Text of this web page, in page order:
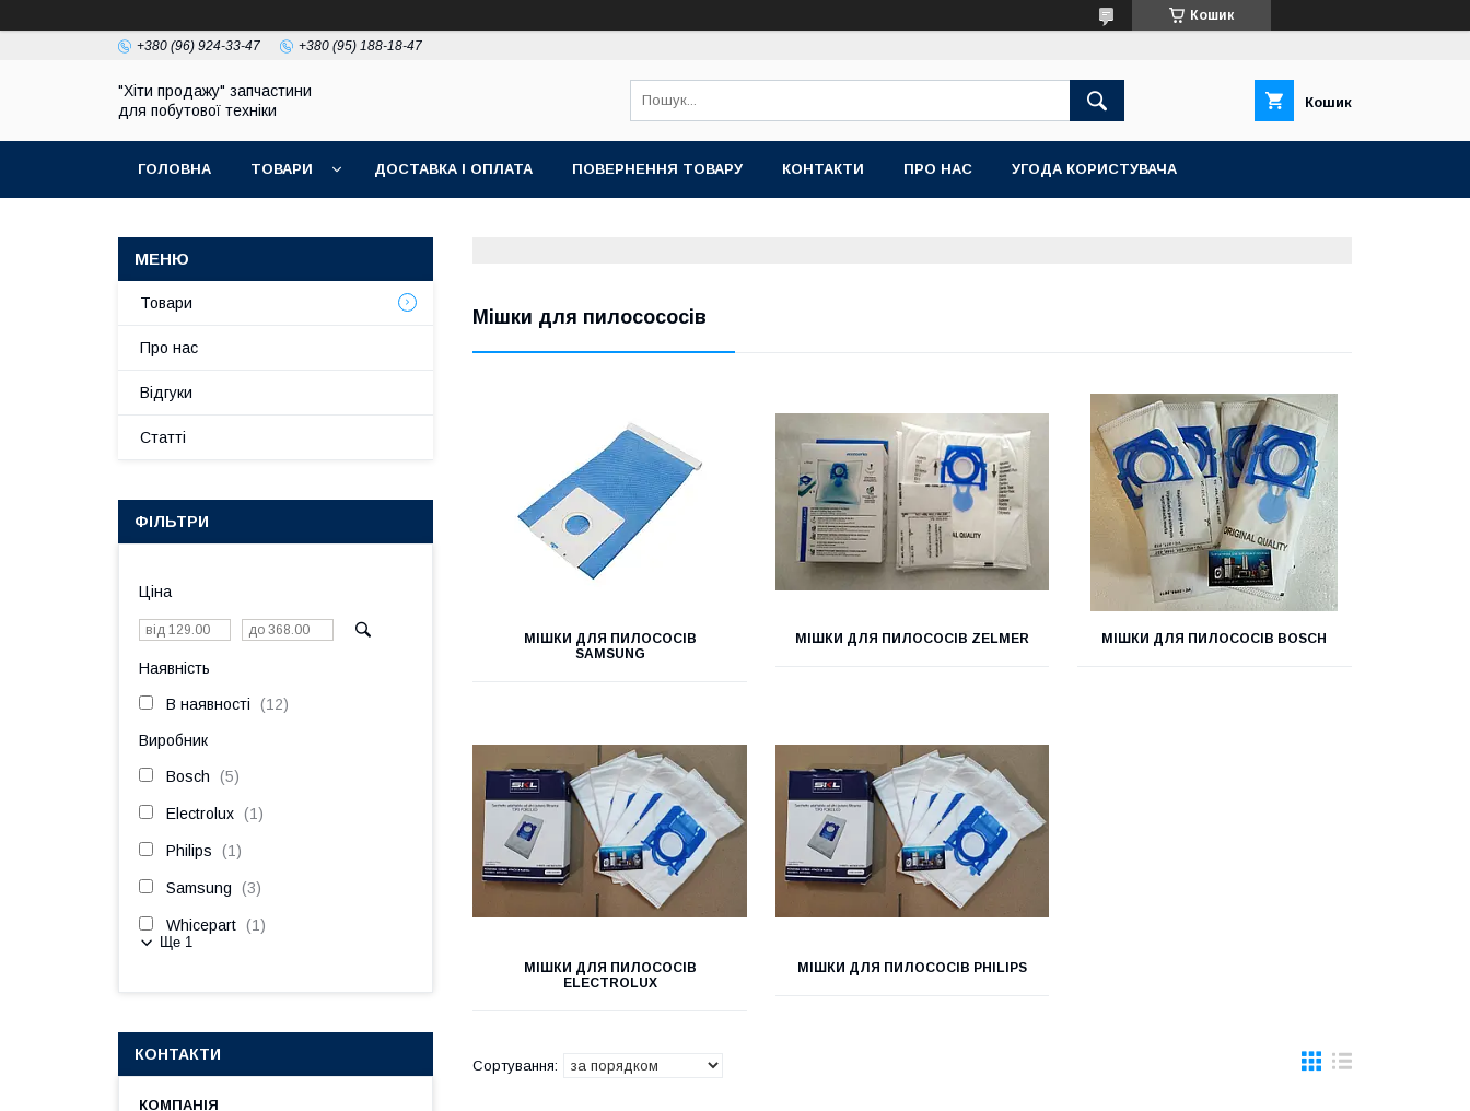
Кошик
+380 (96) 924-33-47 +380 (95) 188-18-47
"Хіти продажу" запчастини
для побутової техніки
Кошик
ГОЛОВНА ТОВАРИ ДОСТАВКА І ОПЛАТА ПОВЕРНЕННЯ ТОВАРУ КОНТАКТИ ПРО НАС УГОДА КОРИСТУВАЧА
Мішки для пилосососів
МІШКИ ДЛЯ ПИЛОСОСІВ
SAMSUNG
МІШКИ ДЛЯ ПИЛОСОСІВ ZELMER МІШКИ ДЛЯ ПИЛОСОСІВ BOSCH
МІШКИ ДЛЯ ПИЛОСОСІВ
ELECTROLUX
МІШКИ ДЛЯ ПИЛОСОСІВ PHILIPS
Товари
Про нас
Відгуки
Статті
ФІЛЬТРИ
Ціна
Наявність
В наявності 12
Виробник
Bosch 5
Electrolux 1
Philips 1
Samsung 3
Whicepart 1
Ще 1
КОНТАКТИ